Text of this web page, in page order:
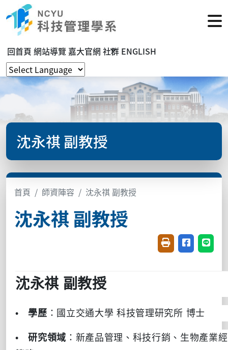
回首頁 網站導覽 嘉大官網 社群 ENGLISH
沈永祺 副教授
首頁 師資陣容 沈永祺 副教授
沈永祺 副教授
友善列印(開新視
分享至臉書
分享
沈永祺 副教授
• 學歷 ：國立交通大學 科技管理研究所 博士
• 研究領域 ：新產品管理、科技行銷、生物產業